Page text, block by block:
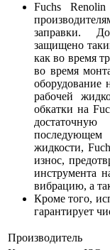
Fuchs
заправки.
защищено
как во время
во время
оборудование
рабочей
обкатки на
жидкости,
износ,
инструмента
вибрацию, а
Кроме того,
гарантирует
Производитель